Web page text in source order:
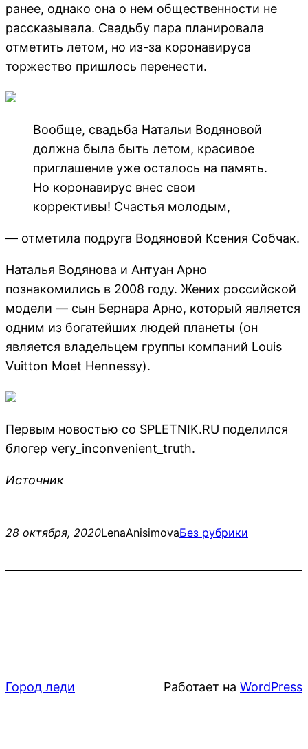
ранее, однако она о нем общественности не
рассказывала. Свадьбу пара планировала
отметить летом, но из-за коронавируса
торжество пришлось перенести.
Вообще, свадьба Натальи Водяновой
должна была быть летом, красивое
приглашение уже осталось на память.
Но коронавирус внес свои
коррективы! Счастья молодым,
— отметила подруга Водяновой Ксения Собчак.
Наталья Водянова и Антуан Арно
познакомились в 2008 году. Жених российской
модели — сын Бернара Арно, который является
одним из богатейших людей планеты (он
является владельцем группы компаний Louis
Vuitton Moet Hennessy).
Первым новостью со SPLETNIK.RU поделился
блогер very_inconvenient_truth.
Источник
28 октября, 2020LenaAnisimovaБез рубрики
Город леди Работает на WordPress